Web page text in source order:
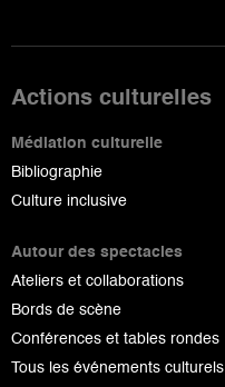
Actions culturelles
Médiation culturelle
Bibliographie
Culture inclusive
Autour des spectacles
Ateliers et collaborations
Bords de scène
Conférences et tables rondes
Tous les événements culturels